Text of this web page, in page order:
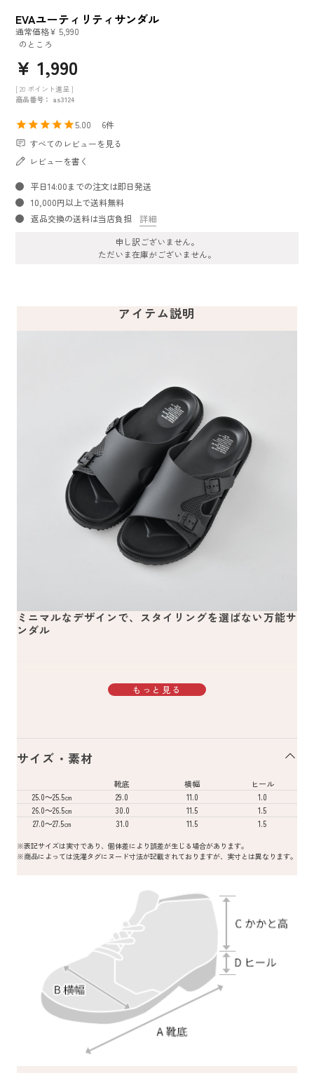
EVAユーティリティサンダル
通常価格¥ 5,990
のところ
¥ 1,990
[ 20 ポイント進呈 ]
商品番号
as3124
5.00
6
すべてのレビューを見る
レビューを書く
平日14:00までの注文は即日発送
10,000円以上で送料無料
返品交換の送料は当店負担
詳細
申し訳ございません。
ただいま在庫がございません。
アイテム説明
ミニマルなデザインで、スタイリングを選ばない万能サ
ンダル
もっと見る
サイズ・素材
靴底 横幅
ヒール
25.0～25.5㎝
29.0 11.0
1.0
26.0～26.5㎝
30.0 11.5
1.5
27.0～27.5㎝
31.0 11.5 1.5
※表記サイズは実寸であり、個体差により誤差が生じる場合があります。
※商品によっては洗濯タグにヌード寸法が記載されておりますが、実寸とは異なります。